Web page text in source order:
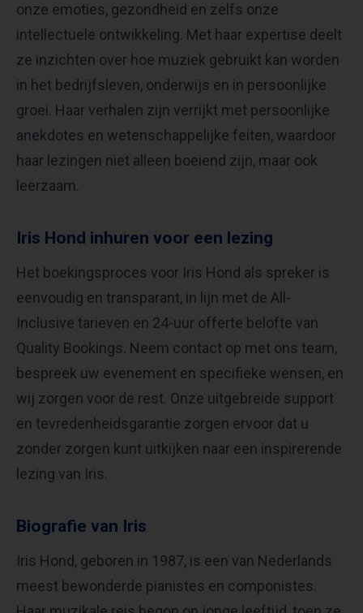
onze emoties, gezondheid en zelfs onze
intellectuele ontwikkeling. Met haar expertise deelt
ze inzichten over hoe muziek gebruikt kan worden
in het bedrijfsleven, onderwijs en in persoonlijke
groei. Haar verhalen zijn verrijkt met persoonlijke
anekdotes en wetenschappelijke feiten, waardoor
haar lezingen niet alleen boeiend zijn, maar ook
leerzaam.
Iris Hond inhuren voor een lezing
Het boekingsproces voor Iris Hond als spreker is
eenvoudig en transparant, in lijn met de All-
Inclusive tarieven en 24-uur offerte belofte van
Quality Bookings. Neem contact op met ons team,
bespreek uw evenement en specifieke wensen, en
wij zorgen voor de rest. Onze uitgebreide support
en tevredenheidsgarantie zorgen ervoor dat u
zonder zorgen kunt uitkijken naar een inspirerende
lezing van Iris.
Biografie van Iris
Iris Hond, geboren in 1987, is een van Nederlands
meest bewonderde pianistes en componistes.